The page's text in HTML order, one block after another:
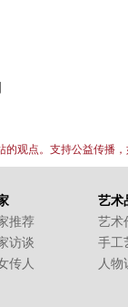
观点。支持公益传播
推荐
访谈
传人
艺术
艺术
手工
人物